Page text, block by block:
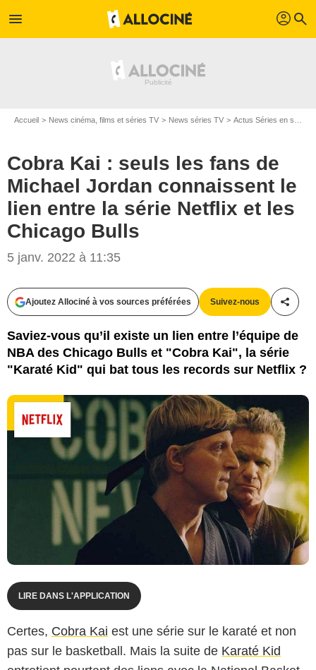
menu profil search
Accueil News cinéma, films et séries TV News séries TV Actus Séries en streaming
Cobra Kai : seuls les fans de
Michael Jordan connaissent le
lien entre la série Netflix et les
Chicago Bulls
5 janv. 2022 à 11:35
Ajoutez Allociné à vos sources préférées Suivez-nous
Saviez-vous qu’il existe un lien entre l’équipe de
NBA des Chicago Bulls et "Cobra Kai", la série
"Karaté Kid" qui bat tous les records sur Netflix ?
LIRE DANS L'APPLICATION
Certes, Cobra Kai est une série sur le karaté et non
pas sur le basketball. Mais la suite de Karaté Kid